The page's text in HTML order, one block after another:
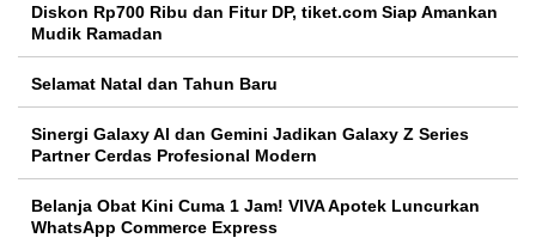
Diskon Rp700 Ribu dan Fitur DP, tiket.com Siap Amankan
Mudik Ramadan
Selamat Natal dan Tahun Baru
Sinergi Galaxy AI dan Gemini Jadikan Galaxy Z Series
Partner Cerdas Profesional Modern
Belanja Obat Kini Cuma 1 Jam! VIVA Apotek Luncurkan
WhatsApp Commerce Express